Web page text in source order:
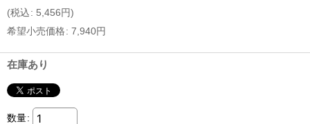
(税込: 5,456円)
希望小売価格: 7,940円
在庫あり
数量: